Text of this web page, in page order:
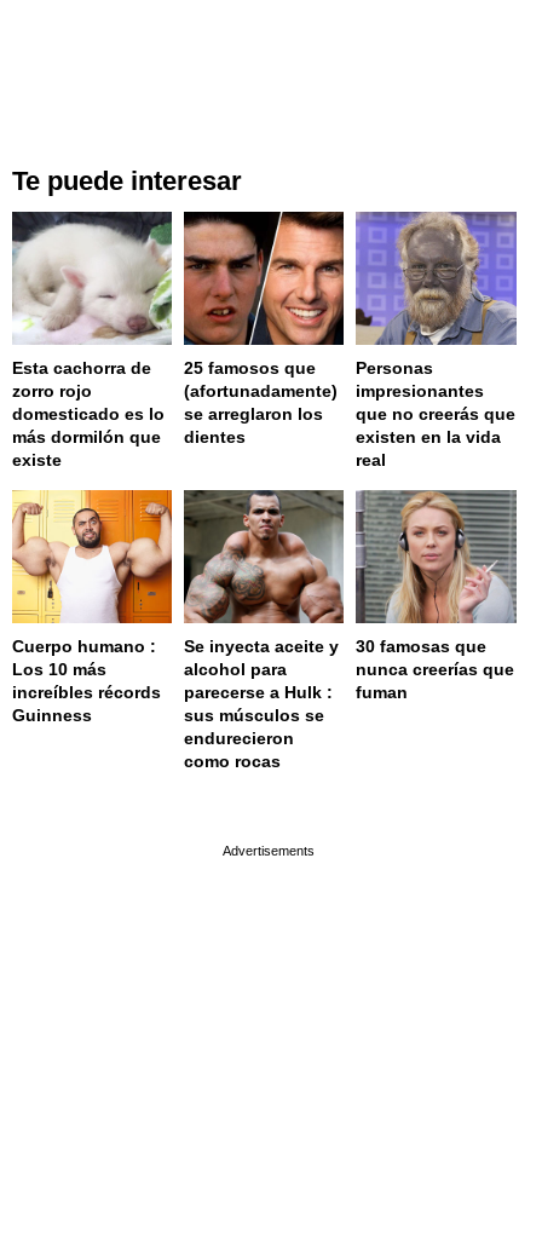
Te puede interesar
Esta cachorra de
zorro rojo
domesticado es lo
más dormilón que
existe
25 famosos que
(afortunadamente)
se arreglaron los
dientes
Personas
impresionantes
que no creerás que
existen en la vida
real
Cuerpo humano :
Los 10 más
increíbles récords
Guinness
Se inyecta aceite y
alcohol para
parecerse a Hulk :
sus músculos se
endurecieron
como rocas
30 famosas que
nunca creerías que
fuman